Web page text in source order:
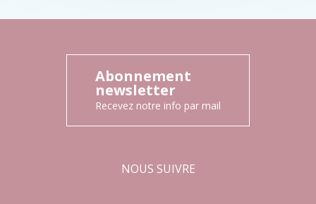
Abonnement
newsletter
Recevez notre info par mail
NOUS SUIVRE